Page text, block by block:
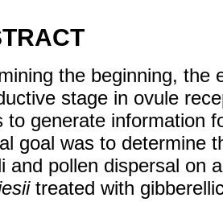
the beginning, the
stage in ovule
to generate information
goal was to determine
and pollen dispersal on
treated with